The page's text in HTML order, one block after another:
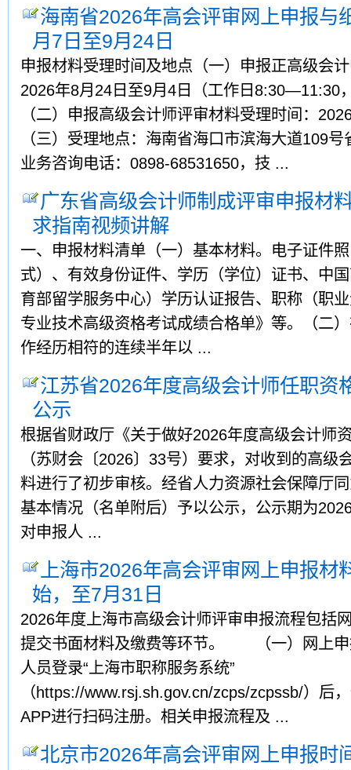
海南省2026年高会评审网上申报与
月7日至9月24日
申报材料受理时间及地点（一）申报正高级会
2026年8月24日至9月4日（工作日8:30—11:30
（二）申报高级会计师评审材料受理时间：
（三）受理地点：海南省海口市滨海大道109
业务咨询电话：0898-68531650，技 ...
广东省高级会计师制成评审申报材
求指南视频讲解
一、申报材料清单（一）基本材料。电子证件
式）、有效身份证件、学历（学位）证书、中
育部留学服务中心）学历认证报告、职称（职
专业技术高级资格考试成绩合格单》等。（二
作经历相符的连续半年以 ...
江苏省2026年度高级会计师任职资
公示
根据省财政厅《关于做好2026年度高级会计师
（苏财会〔2026〕33号）要求，对收到的高级
料进行了初步审核。经省人力资源社会保障厅
基本情况（名单附后）予以公示，公示期为
对申报人 ...
上海市2026年高会评审网上申报材
始，至7月31日
2026年度上海市高级会计师评审申报流程包括
提交书面材料及缴费等环节。 （一）网上
人员登录“上海市职称服务系统”
（https://www.rsj.sh.gov.cn/zcps/zcpssb/）后
APP进行扫码注册。相关申报流程及 ...
北京市2026年高会评审网上申报时